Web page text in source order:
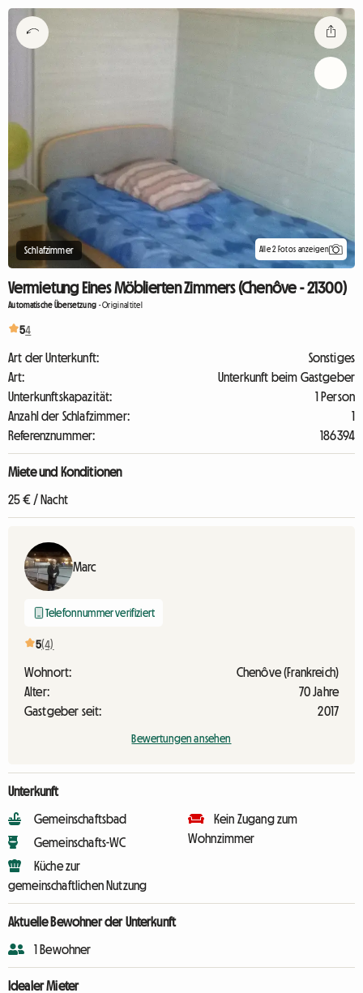
Schlafzimmer Alle 2 Fotos anzeigen
Vermietung Eines Möblierten Zimmers (Chenôve - 21300)
Automatische Übersetzung -Originaltitel
54
Art der Unterkunft:
Sonstiges
Art:
Unterkunft beim Gastgeber
Unterkunftskapazität:
1 Person
Anzahl der Schlafzimmer:
1
Referenznummer:
186394
Miete und Konditionen
25 € / Nacht
Marc
Telefonnummer verifiziert
5(4)
Wohnort:
Chenôve (Frankreich)
Alter:
70 Jahre
Gastgeber seit:
2017
Bewertungen ansehen
Unterkunft
Gemeinschaftsbad
Gemeinschafts-WC
Küche zur
gemeinschaftlichen Nutzung
Kein Zugang zum
Wohnzimmer
Aktuelle Bewohner der Unterkunft
1 Bewohner
Idealer Mieter